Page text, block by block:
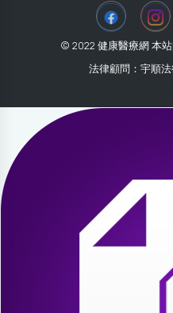
© 2022 健康醫療網 本
法律顧問：宇順